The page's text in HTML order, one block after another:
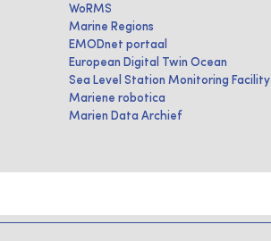
WoRMS
Marine Regions
EMODnet portaal
European Digital Twin Ocean
Sea Level Station Monitoring Facility
Mariene robotica
Marien Data Archief